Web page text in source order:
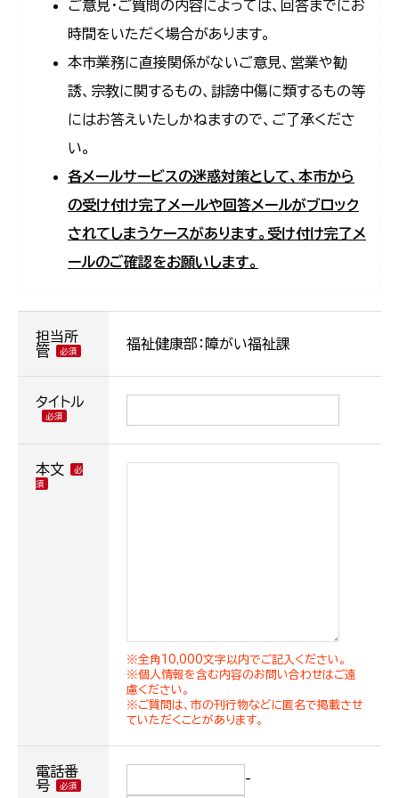
ご意見・ご質問の内容によっては、回答までにお
時間をいただく場合があります。
本市業務に直接関係がないご意見、営業や勧
誘、宗教に関するもの、誹謗中傷に類するもの等
にはお答えいたしかねますので、ご了承くださ
い。
各メールサービスの迷惑対策として、本市から
の受け付け完了メールや回答メールがブロック
されてしまうケースがあります。受け付け完了メ
ールのご確認をお願いします。
担当所
管
福祉健康部：障がい福祉課
タイトル
本文
※全角10,000文字以内でご記入ください。
※個人情報を含む内容のお問い合わせはご遠
慮ください。
※ご質問は、市の刊行物などに匿名で掲載させ
ていただくことがあります。
電話番
号
-